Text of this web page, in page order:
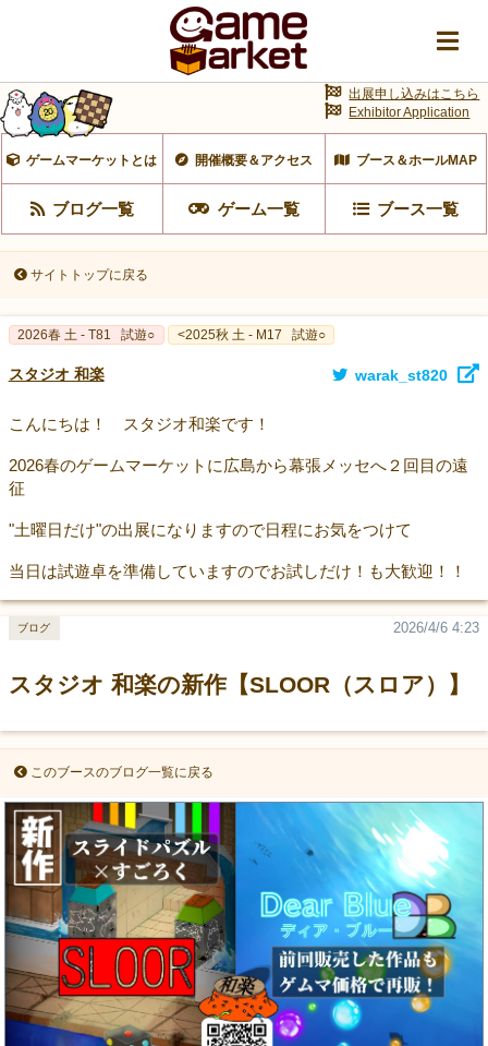
ゲームマーケットとは 開催概要＆アクセス ブース＆ホールMAP
ブログ一覧 ゲーム一覧 ブース一覧
出展申し込みはこちら
Exhibitor Application
サイトトップに戻る
2026春 土 - T81 試遊○ <2025秋 土 - M17 試遊○
スタジオ 和楽 warak_st820
こんにちは！ スタジオ和楽です！
2026春のゲームマーケットに広島から幕張メッセへ２回目の遠
征
"土曜日だけ"の出展になりますので日程にお気をつけて
当日は試遊卓を準備していますのでお試しだけ！も大歓迎！！
スタジオ 和楽の新作【SLOOR（スロア）】
2026/4/6 4:23
ブログ
このブースのブログ一覧に戻る